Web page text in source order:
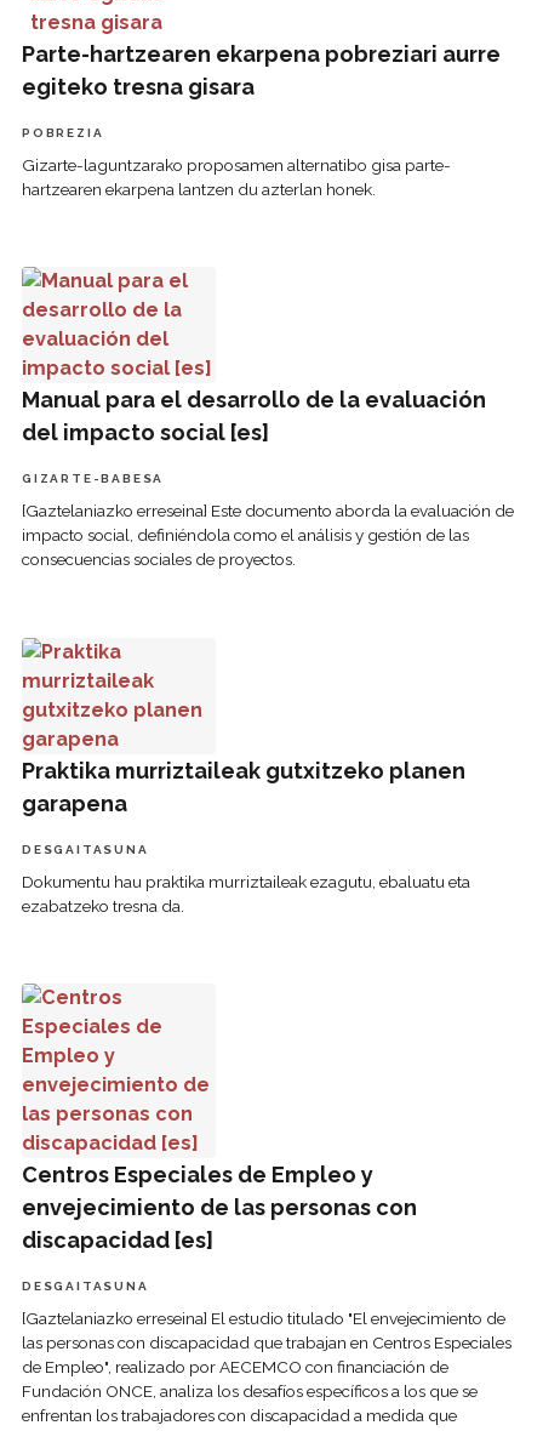
Parte-hartzearen ekarpena pobreziari aurre
egiteko tresna gisara
POBREZIA
Gizarte-laguntzarako proposamen alternatibo gisa parte-
hartzearen ekarpena lantzen du azterlan honek.
Manual para el desarrollo de la evaluación
del impacto social [es]
GIZARTE-BABESA
[Gaztelaniazko erreseina] Este documento aborda la evaluación de
impacto social, definiéndola como el análisis y gestión de las
consecuencias sociales de proyectos.
Manual para el desarrollo de la evaluación del impacto
Praktika murriztaileak gutxitzeko planen
garapena
DESGAITASUNA
Dokumentu hau praktika murriztaileak ezagutu, ebaluatu eta
ezabatzeko tresna da.
Praktika murriztaileak gutxitzeko planen garapena
Centros Especiales de Empleo y
envejecimiento de las personas con
discapacidad [es]
DESGAITASUNA
[Gaztelaniazko erreseina] El estudio titulado "El envejecimiento de
las personas con discapacidad que trabajan en Centros Especiales
de Empleo", realizado por AECEMCO con financiación de
Fundación ONCE, analiza los desafíos específicos a los que se
enfrentan los trabajadores con discapacidad a medida que
Centros Especiales de Empleo y envejecimiento de las